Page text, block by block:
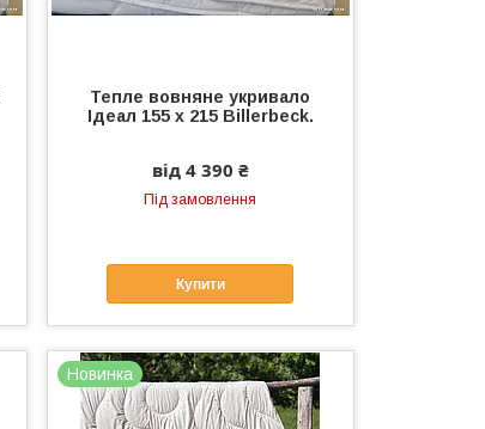
Тепле вовняне укривало
Ідеал 155 х 215 Billerbeck.
від 4 390 ₴
Під замовлення
Купити
Новинка